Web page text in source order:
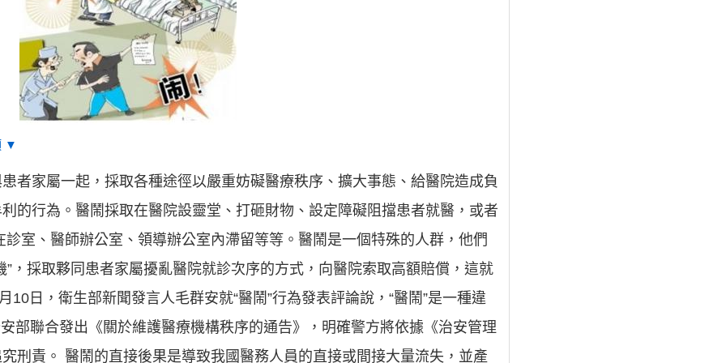
▼
者家屬一起，採取各種途徑以嚴重妨礙醫療秩序、擴大事態、給醫院造成負
的行為。醫鬧採取在醫院設靈堂、打砸財物、設定障礙阻擋患者就醫，或者
室、醫師辦公室、領導辦公室內滯留等等。醫鬧是一個特殊的人群，他們
，採取夥同患者家屬擾亂醫院就診次序的方式，向醫院索取高額賠償，這就
10日，衛生部新聞發言人毛群安就“醫鬧”行為發表評論說，“醫鬧”是一種違
部聯合發出《關於維護醫療機構秩序的通告》，明確警方將依據《治安管理
刑責。 醫鬧的直接後果是導致我國醫務人員的直接或間接大量流失，並產